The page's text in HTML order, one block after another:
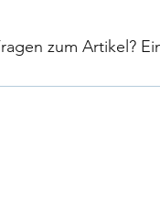
zum Artikel?